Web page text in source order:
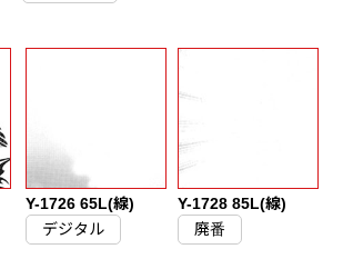
Y-1726 65L(線)
デジタル
Y-1728 85L(線)
廃番